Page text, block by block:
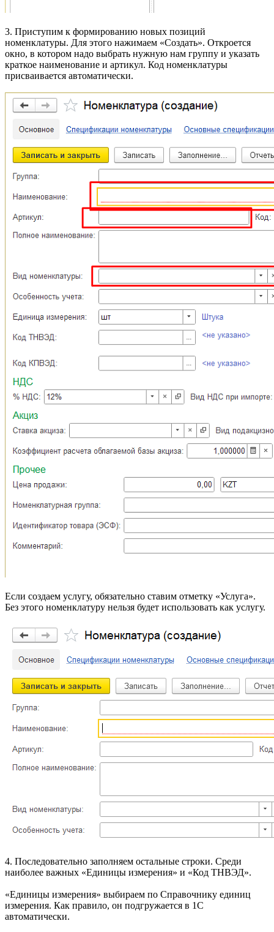
3. Приступим к формированию новых позиций
номенклатуры. Для этого нажимаем «Создать». Откроется
окно, в котором надо выбрать нужную нам группу и указать
краткое наименование и артикул. Код номенклатуры
присваивается автоматически.
Если создаем услугу, обязательно ставим отметку «Услуга».
Без этого номенклатуру нельзя будет использовать как услугу.
4. Последовательно заполняем остальные строки. Среди
наиболее важных «Единицы измерения» и «Код ТНВЭД».
«Единицы измерения» выбираем по Справочнику единиц
измерения. Как правило, он подгружается в 1С
автоматически.